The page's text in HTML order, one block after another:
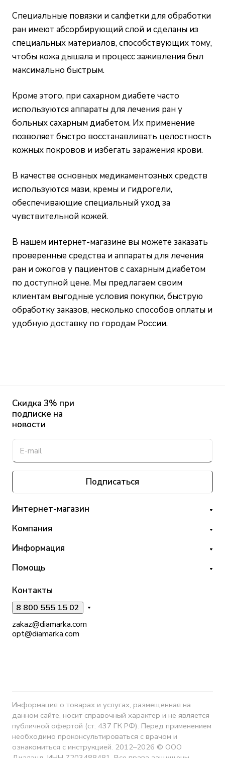
Специальные повязки и салфетки для обработки
ран имеют абсорбирующий слой и сделаны из
специальных материалов, способствующих тому,
чтобы кожа дышала и процесс заживления был
максимально быстрым.
Кроме этого, при сахарном диабете часто
используются аппараты для лечения ран у
больных сахарным диабетом. Их применение
позволяет быстро восстанавливать целостность
кожных покровов и избегать заражения крови.
В качестве основных медикаментозных средств
используются мази, кремы и гидрогели,
обеспечивающие специальный уход за
чувствительной кожей.
В нашем интернет-магазине вы можете заказать
проверенные средства и аппараты для лечения
ран и ожогов у пациентов с сахарным диабетом
по доступной цене. Мы предлагаем своим
клиентам выгодные условия покупки, быструю
обработку заказов, несколько способов оплаты и
удобную доставку по городам России.
Скидка 3% при
подписке на
новости
Подписаться
Интернет-магазин
Компания
Информация
Помощь
Контакты
8 800 555 15 02
zakaz@diamarka.com
opt@diamarka.com
Информация о товарах и услугах, размещенная на
данном сайте, носит справочный характер и не является
публичной офертой (ст. 437 ГК РФ). Перед применением
необходимо проконсультироваться с врачом и
ознакомиться с инструкцией. 2012–2026 © ООО